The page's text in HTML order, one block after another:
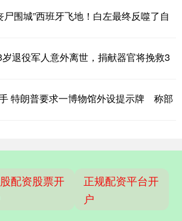
尸围城”西班牙飞地！白左最终反噬了自
退役军人意外离世，捐献器官将挽救3
特朗普要求一博物馆外设提示牌 称部
配资股票开
正规配资平台开
户